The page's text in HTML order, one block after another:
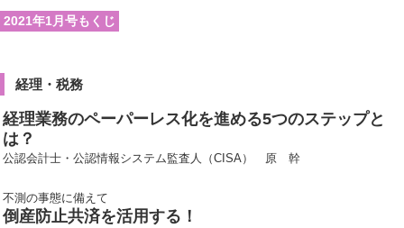
2021年1月号もくじ
経理・税務
経理業務のペーパーレス化を進める5つのステップと
は？
公認会計士・公認情報システム監査人（CISA） 原 幹
不測の事態に備えて
倒産防止共済を活用する！